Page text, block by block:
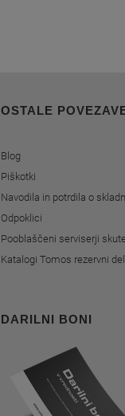
OSTALE
Blog
Piškotki
Navodila in potrdila o
Odpoklici
Pooblaščeni serviserji
Katalogi Tomos rezervni
DARILNI BONI